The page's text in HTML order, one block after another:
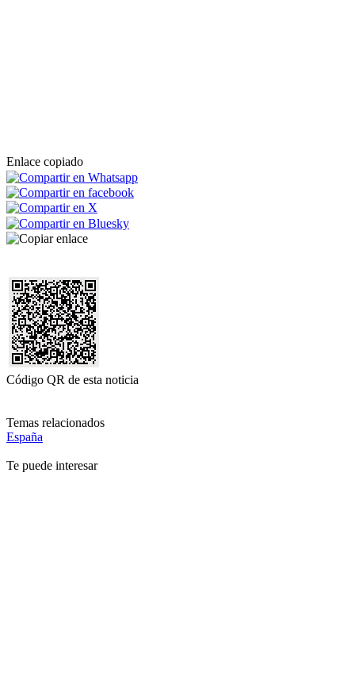
Enlace copiado
Código QR de esta noticia
Temas relacionados
España
Te puede interesar